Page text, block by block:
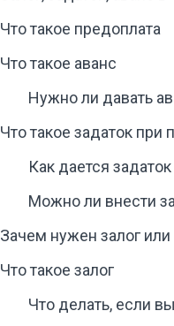
Что такое предоплата
Что такое аванс
Нужно ли давать
Что такое задаток при
Как дается
Можно ли внести
Зачем нужен залог или
Что такое залог
Что делать, если